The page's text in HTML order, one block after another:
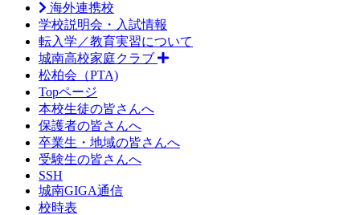
海外連携校
学校説明会・入試情報
転入学／教育実習について
城南高校家庭クラブ
松柏会（PTA)
Topページ
本校生徒の皆さんへ
保護者の皆さんへ
卒業生・地域の皆さんへ
受験生の皆さんへ
SSH
城南GIGA通信
校時表